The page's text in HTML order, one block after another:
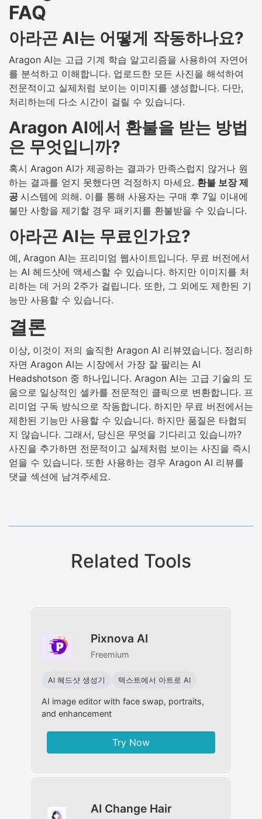
FAQ
아라곤 AI는 어떻게 작동하나요?
Aragon AI는 고급 기계 학습 알고리즘을 사용하여 자연어
를 분석하고 이해합니다. 업로드한 모든 사진을 해석하여
전문적이고 실제처럼 보이는 이미지를 생성합니다. 다만,
처리하는데 다소 시간이 걸릴 수 있습니다.
Aragon AI에서 환불을 받는 방법
은 무엇입니까?
혹시 Aragon AI가 제공하는 결과가 만족스럽지 않거나 원
하는 결과를 얻지 못했다면 걱정하지 마세요. 환불 보장 제
공 시스템에 의해. 이를 통해 사용자는 구매 후 7일 이내에
불만 사항을 제기할 경우 패키지를 환불받을 수 있습니다.
아라곤 AI는 무료인가요?
예, Aragon AI는 프리미엄 웹사이트입니다. 무료 버전에서
는 AI 헤드샷에 액세스할 수 있습니다. 하지만 이미지를 처
리하는 데 거의 2주가 걸립니다. 또한, 그 외에도 제한된 기
능만 사용할 수 있습니다.
결론
이상, 이것이 저의 솔직한 Aragon AI 리뷰였습니다. 정리하
자면 Aragon AI는 시장에서 가장 잘 팔리는 AI
Headshotson 중 하나입니다. Aragon AI는 고급 기술의 도
움으로 일상적인 셀카를 전문적인 클릭으로 변환합니다. 프
리미엄 구독 방식으로 작동합니다. 하지만 무료 버전에서는
제한된 기능만 사용할 수 있습니다. 하지만 품질은 타협되
지 않습니다. 그래서, 당신은 무엇을 기다리고 있습니까?
사진을 추가하면 전문적이고 실제처럼 보이는 사진을 즉시
얻을 수 있습니다. 또한 사용하는 경우 Aragon AI 리뷰를
댓글 섹션에 남겨주세요.
Related Tools
Pixnova AI
Freemium
AI 헤드샷 생성기 텍스트에서 아트로 AI
AI image editor with face swap, portraits,
and enhancement
Try Now
AI Change Hair